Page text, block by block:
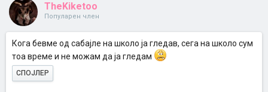
TheKiketoo
Популарен член
Кога бевме од сабајле на школо ја гледав, сега на школо сум
тоа време и не можам да ја гледам
СПОЈЛЕР